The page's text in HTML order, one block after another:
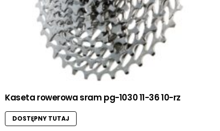
Kaseta rowerowa sram pg-1030 11-36 10-rz
DOSTĘPNY TUTAJ